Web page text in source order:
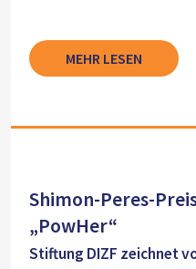
MEHR LESEN
Shimon-Peres-
„PowHer“
Stiftung DIZF zeichnet